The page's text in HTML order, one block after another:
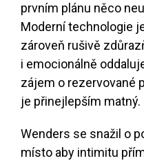
prvním plánu něco
Moderní technologie
zároveň rušivě
i emocionálně
zájem o rezervované
je přinejlepším matný.
Wenders se snažil o
místo aby intimitu